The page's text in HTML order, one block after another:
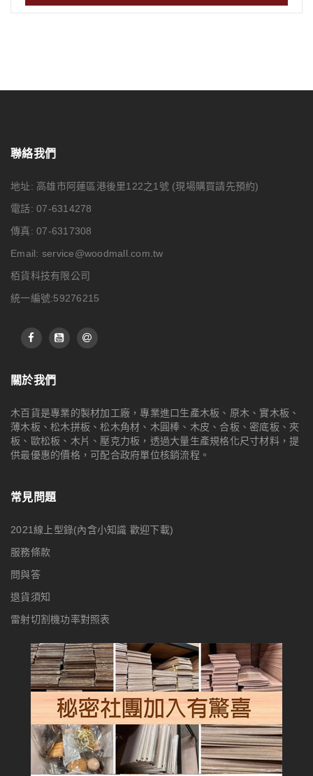
聯絡我們
地址: 高雄市阿蓮區港後里122之1號 (現場購買請先預約)
電話: 07-6314278
傳真: 07-6317308
Email: service@woodmall.com.tw
栢貨科技有限公司
統一編號:59276215
關於我們
木百貨是專業的製材加工廠，專業進口生產木板、原木、實木板、
薄木板、松木拼板、松木角材、木圓棒、木皮、合板、密底板、夾
板、歐松板、木片、壓克力板，透過大量生產規格化尺寸材料，提
供最優惠的價格，可配合政府單位核銷流程。
常見問題
2021線上型錄(內含小知識 歡迎下載)
服務條款
問與答
退貨須知
雷射切割機功率對照表